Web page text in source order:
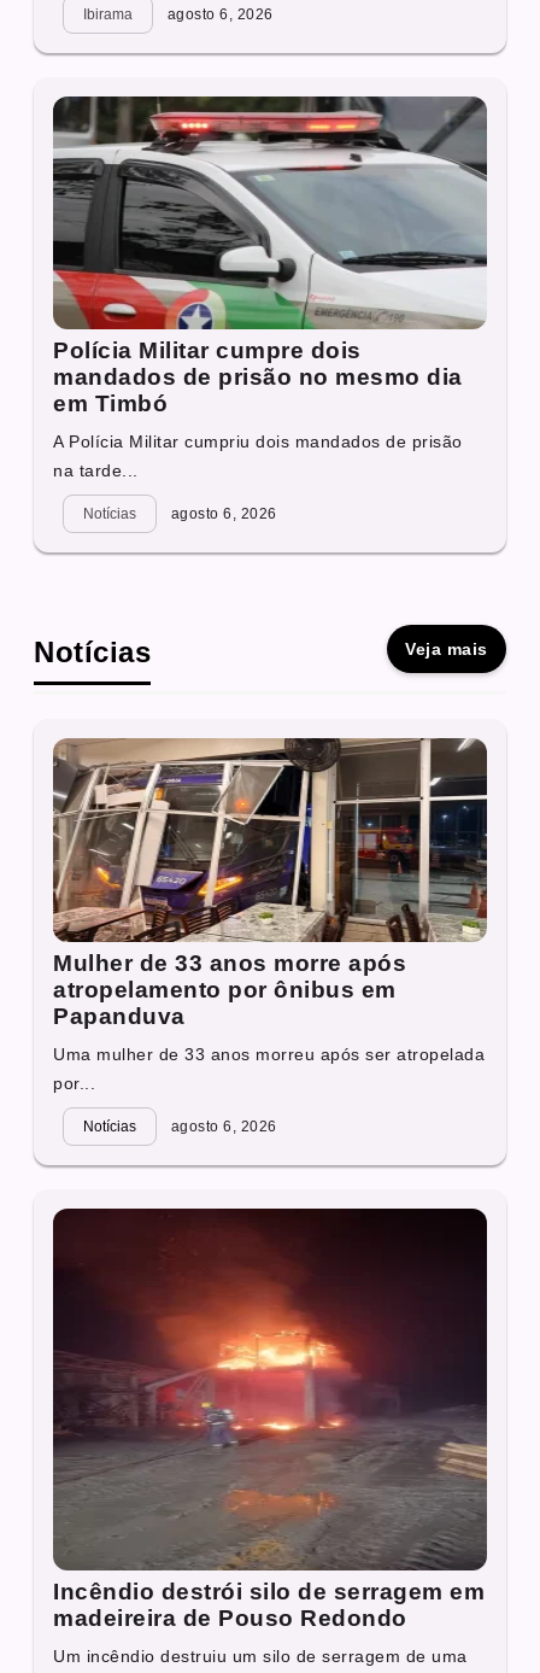
Ibirama agosto 6, 2026
Polícia Militar cumpre dois
mandados de prisão no mesmo dia
em Timbó
A Polícia Militar cumpriu dois mandados de prisão
na tarde...
Notícias agosto 6, 2026
Notícias Veja mais
Mulher de 33 anos morre após
atropelamento por ônibus em
Papanduva
Uma mulher de 33 anos morreu após ser atropelada
por...
Notícias agosto 6, 2026
Incêndio destrói silo de serragem em
madeireira de Pouso Redondo
Um incêndio destruiu um silo de serragem de uma